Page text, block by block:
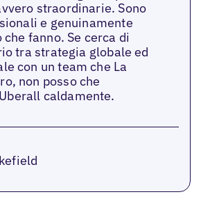
straordinarie. Sono
e genuinamente
fanno. Se cerca di
tra strategia globale ed
con un team che La
non posso che
caldamente.